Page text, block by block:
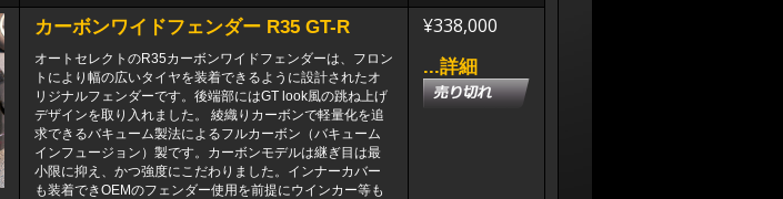
カーボンワイドフェンダー R35 GT-R
オートセレクトのR35カーボンワイドフェンダーは、フロン
トにより幅の広いタイヤを装着できるように設計されたオ
リジナルフェンダーです。後端部にはGT look風の跳ね上げ
デザインを取り入れました。 綾織りカーボンで軽量化を追
求できるバキューム製法によるフルカーボン（バキューム
インフュージョン）製です。カーボンモデルは継ぎ目は最
小限に抑え、かつ強度にこだわりました。インナーカバー
も装着できOEMのフェンダー使用を前提にウインカー等も
¥338,000
...詳細